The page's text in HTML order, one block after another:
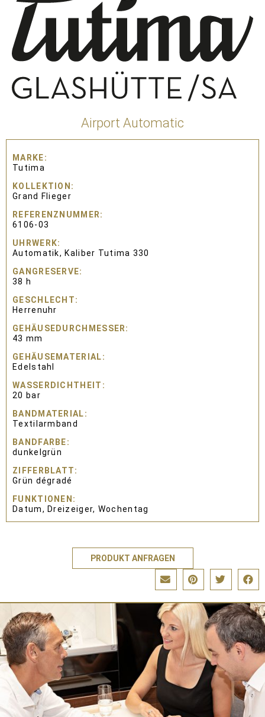
Airport Automatic
MARKE
Tutima
KOLLEKTION
Grand Flieger
REFERENZNUMMER
6106-03
UHRWERK
Automatik, Kaliber Tutima 330
GANGRESERVE
38 h
GESCHLECHT
Herrenuhr
GEHÄUSEDURCHMESSER
43 mm
GEHÄUSEMATERIAL
Edelstahl
WASSERDICHTHEIT
20 bar
BANDMATERIAL
Textilarmband
BANDFARBE
dunkelgrün
ZIFFERBLATT
Grün dégradé
FUNKTIONEN
Datum, Dreizeiger, Wochentag
PRODUKT ANFRAGEN